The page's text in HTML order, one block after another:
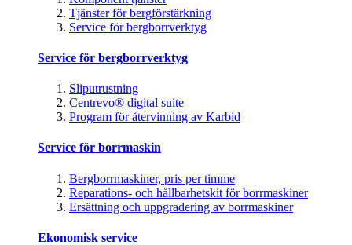
Tjänster för bergförstärkning
Service för bergborrverktyg
Service för bergborrverktyg
Sliputrustning
Centrevo® digital suite
Program för återvinning av Karbid
Service för borrmaskin
Bergborrmaskiner, pris per timme
Reparations- och hållbarhetskit för borrmaskiner
Ersättning och uppgradering av borrmaskiner
Ekonomisk service